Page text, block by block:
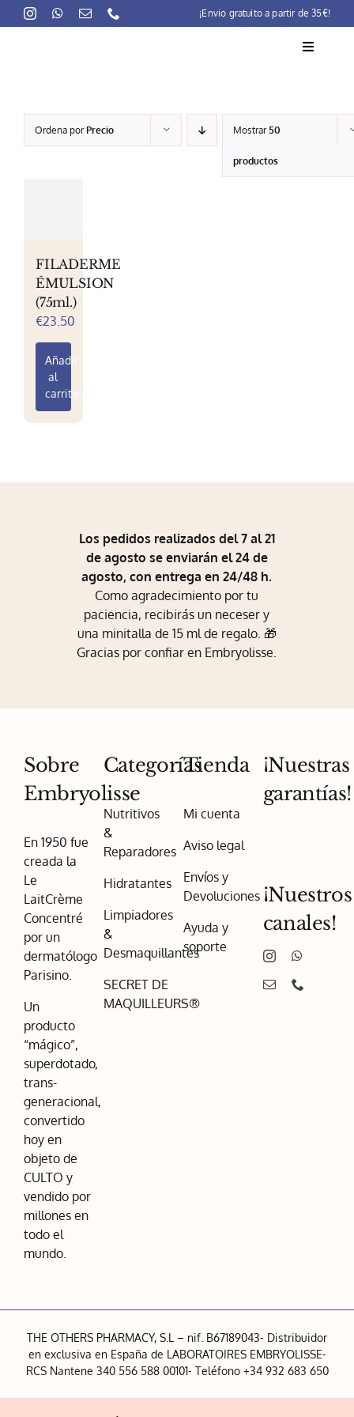
to
¡Envio gratuito a partir de 35€!
Toggle
La marca
Lait-Crème Concentré
Preocupaciones
Puntos venta
Ordena porPrecio Mostrar50
productos
FILADERME
ÉMULSION
(75ml.)
€23.50
Añadir
al
carrito
Los pedidos realizados del 7 al 21
de agosto se enviarán el 24 de
agosto, con entrega en 24/48 h.
Como agradecimiento por tu
paciencia, recibirás un neceser y
una minitalla de 15 ml de regalo. 🎁
Gracias por confiar en Embryolisse.
Sobre
Embryolisse
En 1950 fue
creada la
Le
LaitCrème
Concentré
por un
dermatólogo
Parisino.
Un
producto
“mágico”,
superdotado,
trans-
generacional,
convertido
hoy en
objeto de
CULTO y
vendido por
millones en
todo el
mundo.
Categorías
Nutritivos
&
Reparadores
Hidratantes
Limpiadores
&
Desmaquillantes
SECRET DE
MAQUILLEURS®
Tienda
Mi cuenta
Aviso legal
Envíos y
Devoluciones
Ayuda y
soporte
¡Nuestras
garantías!
¡Nuestros
canales!
THE OTHERS PHARMACY, S.L – nif. B67189043- Distribuidor
en exclusiva en España de LABORATOIRES EMBRYOLISSE-
RCS Nantene 340 556 588 00101- Teléfono +34 932 683 650